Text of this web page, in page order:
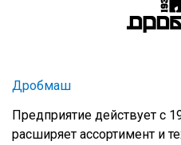
Дробмаш
Предприятие действует с
расширяет ассортимент и